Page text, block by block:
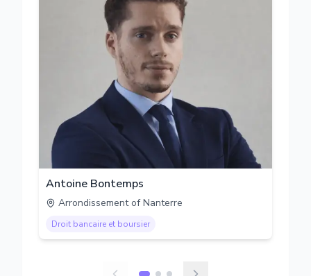
Antoine Bontemps
Arrondissement of Nanterre
Droit bancaire et boursier